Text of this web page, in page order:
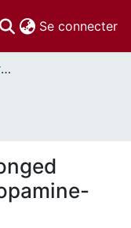
Se connecter
Vice-rectorat à la recherche // Office of the V-P, Research